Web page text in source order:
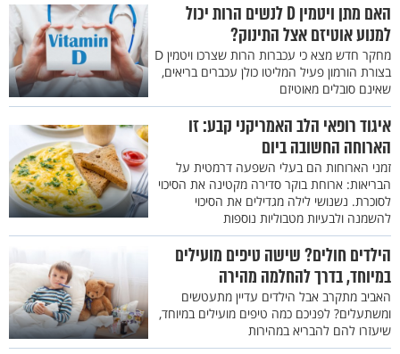
האם מתן ויטמין D לנשים הרות יכול
למנוע אוטיזם אצל התינוק?
מחקר חדש מצא כי עכברות הרות שצרכו ויטמין D
בצורת הורמון פעיל המליטו כולן עכברים בריאים,
שאינם סובלים מאוטיזם
איגוד רופאי הלב האמריקני קבע: זו
הארוחה החשובה ביום
זמני הארוחות הם בעלי השפעה דרמטית על
הבריאות: ארוחת בוקר סדירה מקטינה את הסיכוי
לסוכרת. נשנושי לילה מגדילים את הסיכוי
להשמנה ולבעיות מטבוליות נוספות
הילדים חולים? שישה טיפים מועילים
במיוחד, בדרך להחלמה מהירה
האביב מתקרב אבל הילדים עדיין מתעטשים
ומשתעלים? לפניכם כמה טיפים מועילים במיוחד,
שיעזרו להם להבריא במהירות